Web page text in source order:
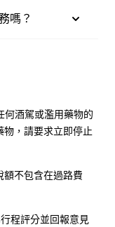
嗎？
何酒駕或濫用藥物的
，請要求立即停止
額不包含在過路費
程評分並回報意見